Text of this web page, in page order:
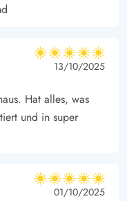
5 von 5
5 von 5
5 out of 5
13/10/2025
Hat alles, was
und in super
5 von 5
5 von 5
5 out of 5
01/10/2025